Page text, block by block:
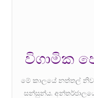
විගාමික
මේ කාලයේ නත්තල්
සන්සුන්ය.